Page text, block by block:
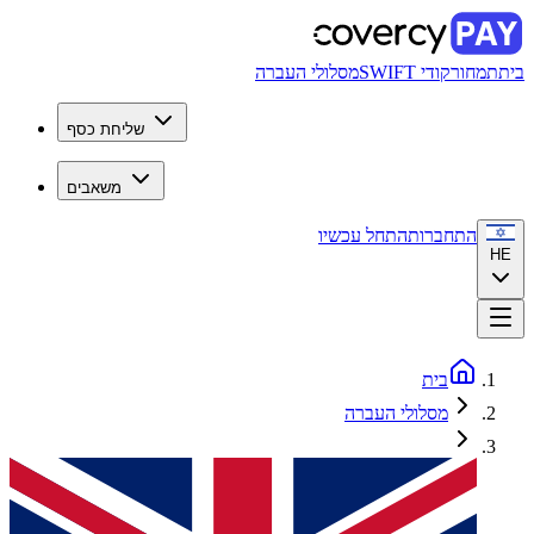
ביתתמחורקודי SWIFT מסלולי העברה
שליחת כסף
משאבים
HE
התחברותהתחל עכשיו
בית
מסלולי העברה